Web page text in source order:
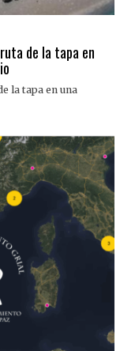
de la tapa en
la tapa en una